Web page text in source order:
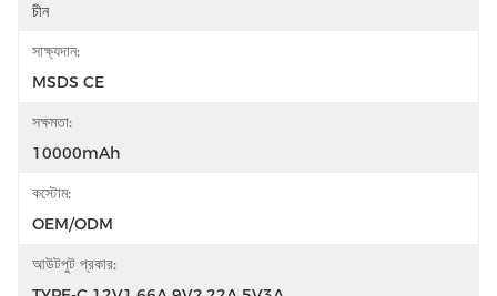
চীন
সাক্ষ্যদান:
MSDS CE
সক্ষমতা:
10000mAh
কস্টোম:
OEM/ODM
আউটপুট প্রকার: